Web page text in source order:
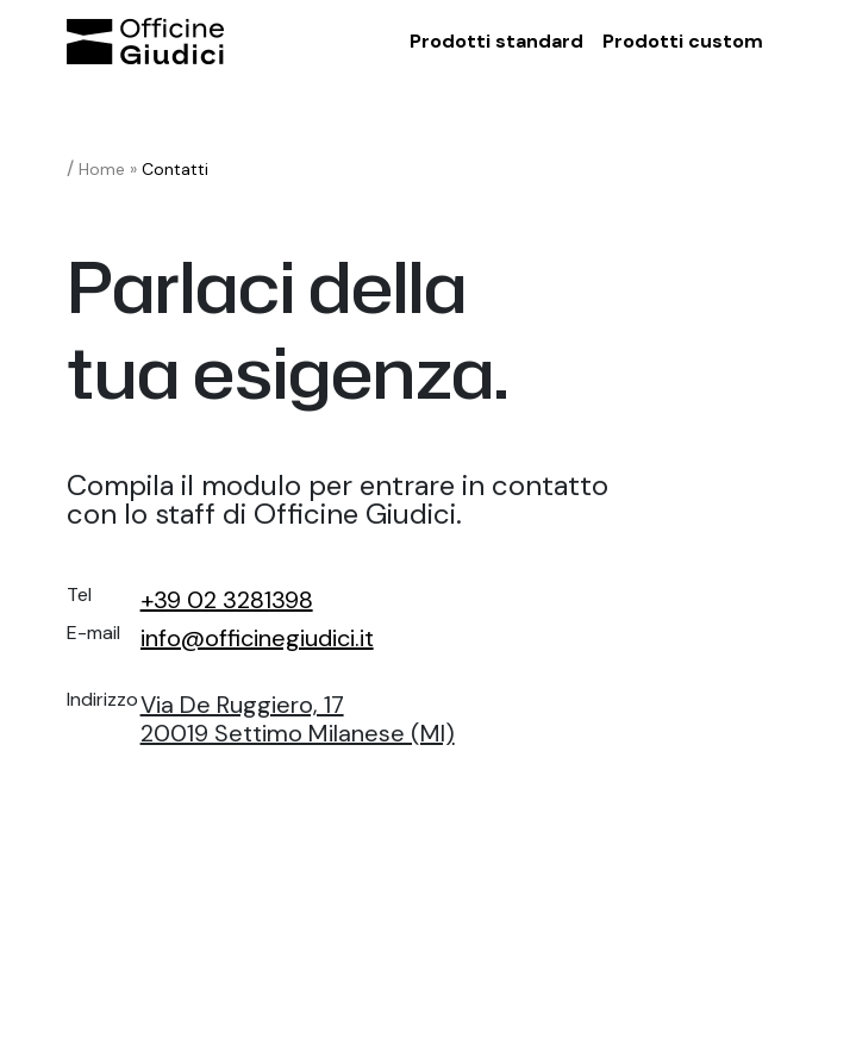
Prodotti standard Prodotti custom
/ Home » Contatti
Parlaci della
tua esigenza.
Compila il modulo per entrare in contatto
con lo staff di Officine Giudici.
Tel +39 02 3281398
E-mail info@officinegiudici.it
IndirizzoVia De Ruggiero, 17
20019 Settimo Milanese (MI)